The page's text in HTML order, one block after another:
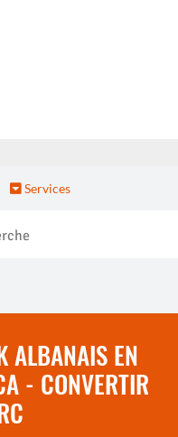
Services
ALBANAIS EN
- CONVERTIR